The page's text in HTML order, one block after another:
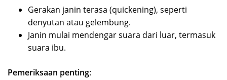
Gerakan janin terasa (quickening), seperti
denyutan atau gelembung.
Janin mulai mendengar suara dari luar, termasuk
suara ibu.
Pemeriksaan penting: